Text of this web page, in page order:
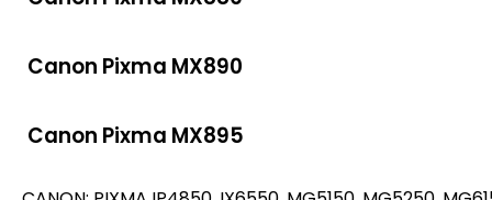
Canon Pixma MX890
Canon Pixma MX895